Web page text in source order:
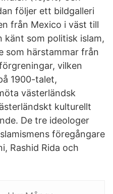
följer ett bildgalleri
från Mexico i väst till
känt som politisk islam,
som härstammar från
vilken
1900-talet,
västerländsk
kulturellt
De tre ideologer
föregångare
Rashid Rida och